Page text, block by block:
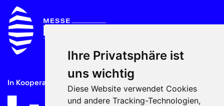
Ihre Privatsphäre ist
uns wichtig
Diese Website verwendet Cookies
und andere Tracking-Technologien,
In Kooperation mit